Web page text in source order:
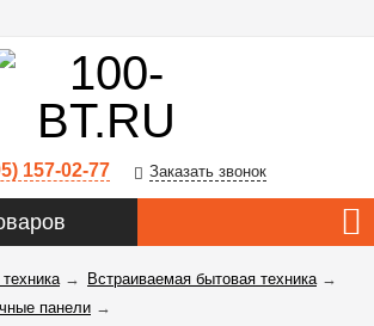
157-02-77 Заказать звонок
→ Встраиваемая бытовая техника→
панели →